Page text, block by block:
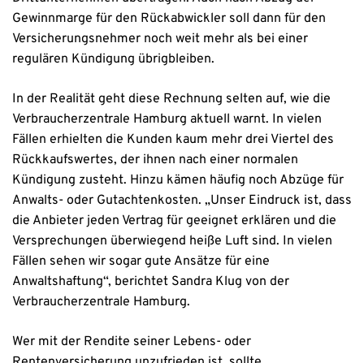
Gewinnmarge für den Rückabwickler soll dann für den
Versicherungsnehmer noch weit mehr als bei einer
regulären Kündigung übrigbleiben.
In der Realität geht diese Rechnung selten auf, wie die
Verbraucherzentrale Hamburg aktuell warnt. In vielen
Fällen erhielten die Kunden kaum mehr drei Viertel des
Rückkaufswertes, der ihnen nach einer normalen
Kündigung zusteht. Hinzu kämen häufig noch Abzüge für
Anwalts- oder Gutachtenkosten. „Unser Eindruck ist, dass
die Anbieter jeden Vertrag für geeignet erklären und die
Versprechungen überwiegend heiße Luft sind. In vielen
Fällen sehen wir sogar gute Ansätze für eine
Anwaltshaftung“, berichtet Sandra Klug von der
Verbraucherzentrale Hamburg.
Wer mit der Rendite seiner Lebens- oder